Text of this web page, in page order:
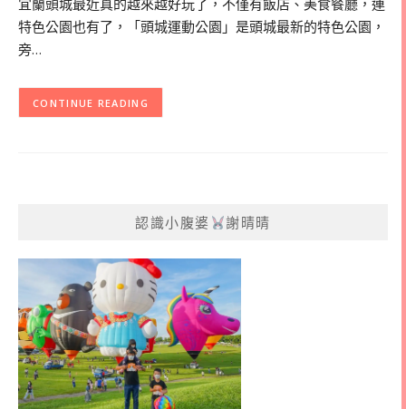
宜蘭頭城最近真的越來越好玩了，不僅有飯店、美食餐廳，連
特色公園也有了，「頭城運動公園」是頭城最新的特色公園，
旁…
CONTINUE READING
認識小腹婆 謝晴晴